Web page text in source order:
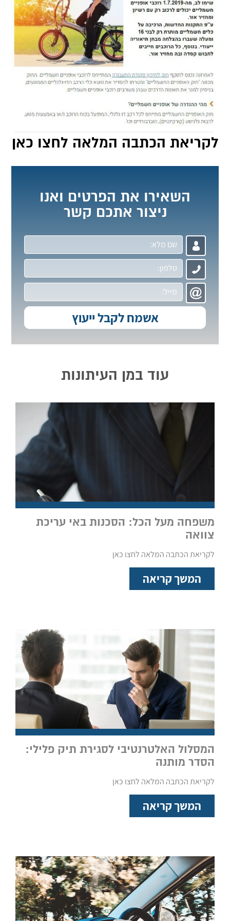
לקריאת הכתבה המלאה לחצו כאן
השאירו את הפרטים ואנו
ניצור אתכם קשר
עוד במן העיתונות
משפחה מעל הכל: הסכנות באי עריכת
צוואה
לקריאת הכתבה המלאה לחצו כאן
המשך קריאה
המסלול האלטרנטיבי לסגירת תיק פלילי:
הסדר מותנה
לקריאת הכתבה המלאה לחצו כאן
המשך קריאה